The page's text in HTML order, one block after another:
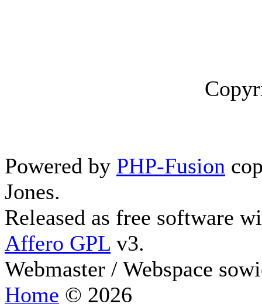
Powered by PHP-Fusion
Jones.
Released as free software
Affero GPL v3.
Webmaster / Webspace
Home © 2026